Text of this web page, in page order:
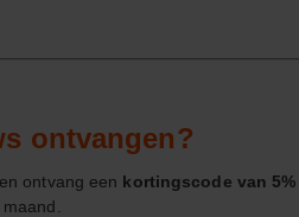
ontvangen?
ontvang een kortingscode van 5%